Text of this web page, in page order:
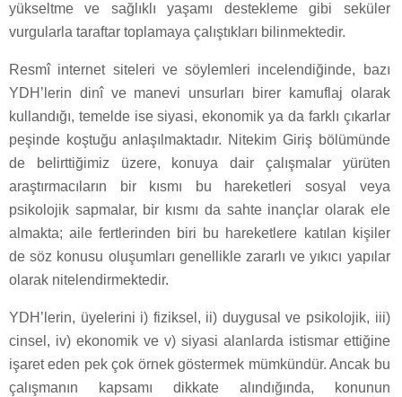
yükseltme ve sağlıklı yaşamı destekleme gibi seküler
vurgularla taraftar toplamaya çalıştıkları bilinmektedir.
Resmî internet siteleri ve söylemleri incelendiğinde, bazı
YDH’lerin dinî ve manevi unsurları birer kamuflaj olarak
kullandığı, temelde ise siyasi, ekonomik ya da farklı çıkarlar
peşinde koştuğu anlaşılmaktadır. Nitekim Giriş bölümünde
de belirttiğimiz üzere, konuya dair çalışmalar yürüten
araştırmacıların bir kısmı bu hareketleri sosyal veya
psikolojik sapmalar, bir kısmı da sahte inançlar olarak ele
almakta; aile fertlerinden biri bu hareketlere katılan kişiler
de söz konusu oluşumları genellikle zararlı ve yıkıcı yapılar
olarak nitelendirmektedir.
YDH’lerin, üyelerini i) fiziksel, ii) duygusal ve psikolojik, iii)
cinsel, iv) ekonomik ve v) siyasi alanlarda istismar ettiğine
işaret eden pek çok örnek göstermek mümkündür. Ancak bu
çalışmanın kapsamı dikkate alındığında, konunun